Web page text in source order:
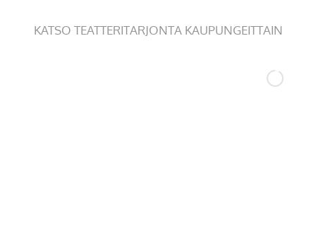
KATSO TEATTERITARJONTA KAUPUNGEITTAIN